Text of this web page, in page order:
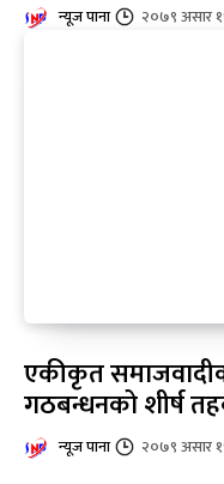
न्यूज पाना २०७९ असार
एकीकृत
गठबन्धनको शीर्ष
न्यूज पाना २०७९ असार